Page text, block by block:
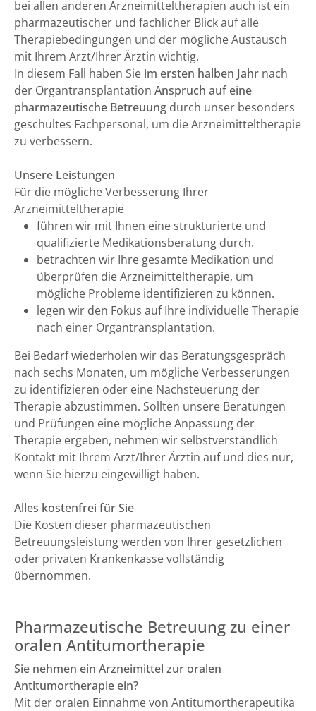
bei allen anderen Arzneimitteltherapien auch ist ein
pharmazeutischer und fachlicher Blick auf alle
Therapiebedingungen und der mögliche Austausch
mit Ihrem Arzt/Ihrer Ärztin wichtig.
In diesem Fall haben Sie im ersten halben Jahr nach
der Organtransplantation Anspruch auf eine
pharmazeutische Betreuung durch unser besonders
geschultes Fachpersonal, um die Arzneimitteltherapie
zu verbessern.
Unsere Leistungen
Für die mögliche Verbesserung Ihrer
Arzneimitteltherapie
führen wir mit Ihnen eine strukturierte und
qualifizierte Medikationsberatung durch.
betrachten wir Ihre gesamte Medikation und
überprüfen die Arzneimitteltherapie, um
mögliche Probleme identifizieren zu können.
legen wir den Fokus auf Ihre individuelle Therapie
nach einer Organtransplantation.
Bei Bedarf wiederholen wir das Beratungsgespräch
nach sechs Monaten, um mögliche Verbesserungen
zu identifizieren oder eine Nachsteuerung der
Therapie abzustimmen. Sollten unsere Beratungen
und Prüfungen eine mögliche Anpassung der
Therapie ergeben, nehmen wir selbstverständlich
Kontakt mit Ihrem Arzt/Ihrer Ärztin auf und dies nur,
wenn Sie hierzu eingewilligt haben.
Alles kostenfrei für Sie
Die Kosten dieser pharmazeutischen
Betreuungsleistung werden von Ihrer gesetzlichen
oder privaten Krankenkasse vollständig
übernommen.
Pharmazeutische Betreuung zu einer
oralen Antitumortherapie
Sie nehmen ein Arzneimittel zur oralen
Antitumortherapie ein?
Mit der oralen Einnahme von Antitumortherapeutika